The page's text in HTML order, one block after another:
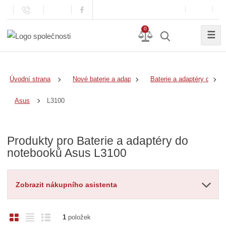
0
☰
Úvodní strana Nové baterie a adaptéry Baterie a adaptéry do
Asus L3100
Produkty pro Baterie a adaptéry do
notebooků Asus L3100
Zobrazit nákupního asistenta
O
Ř
1položek